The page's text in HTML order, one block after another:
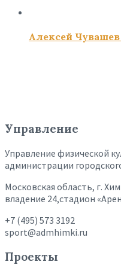
Алексей
Управление
Управление физической
администрации
Московская область, г.
владение 24,стадион
+7 (495) 573 3192
sport@admhimki.ru
Проекты